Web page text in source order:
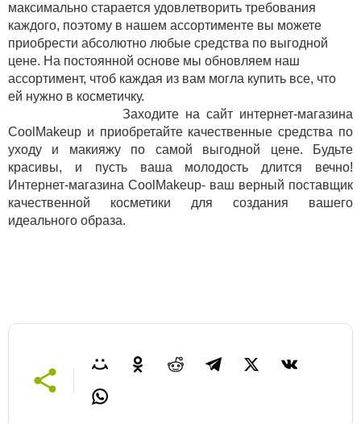
максимально старается удовлетворить требования
каждого, поэтому в нашем ассортименте вы можете
приобрести абсолютно любые средства по выгодной
цене. На постоянной основе мы обновляем наш
ассортимент, чтоб каждая из вам могла купить все, что
ей нужно в косметичку.
Заходите на сайт интернет-магазина
СoolMakeup и приобретайте качественные средства по
уходу и макияжу по самой выгодной цене. Будьте
красивы, и пусть ваша молодость длится вечно!
Интернет-магазина СoolMakeup- ваш верный поставщик
качественной косметики для создания вашего
идеального образа.